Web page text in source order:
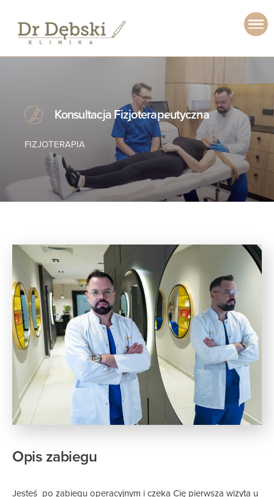
Konsultacja Fizjoterapeutyczna
FIZJOTERAPIA
Opis zabiegu
Jesteś po zabiegu operacyjnym i czeka Cię pierwsza wizyta u